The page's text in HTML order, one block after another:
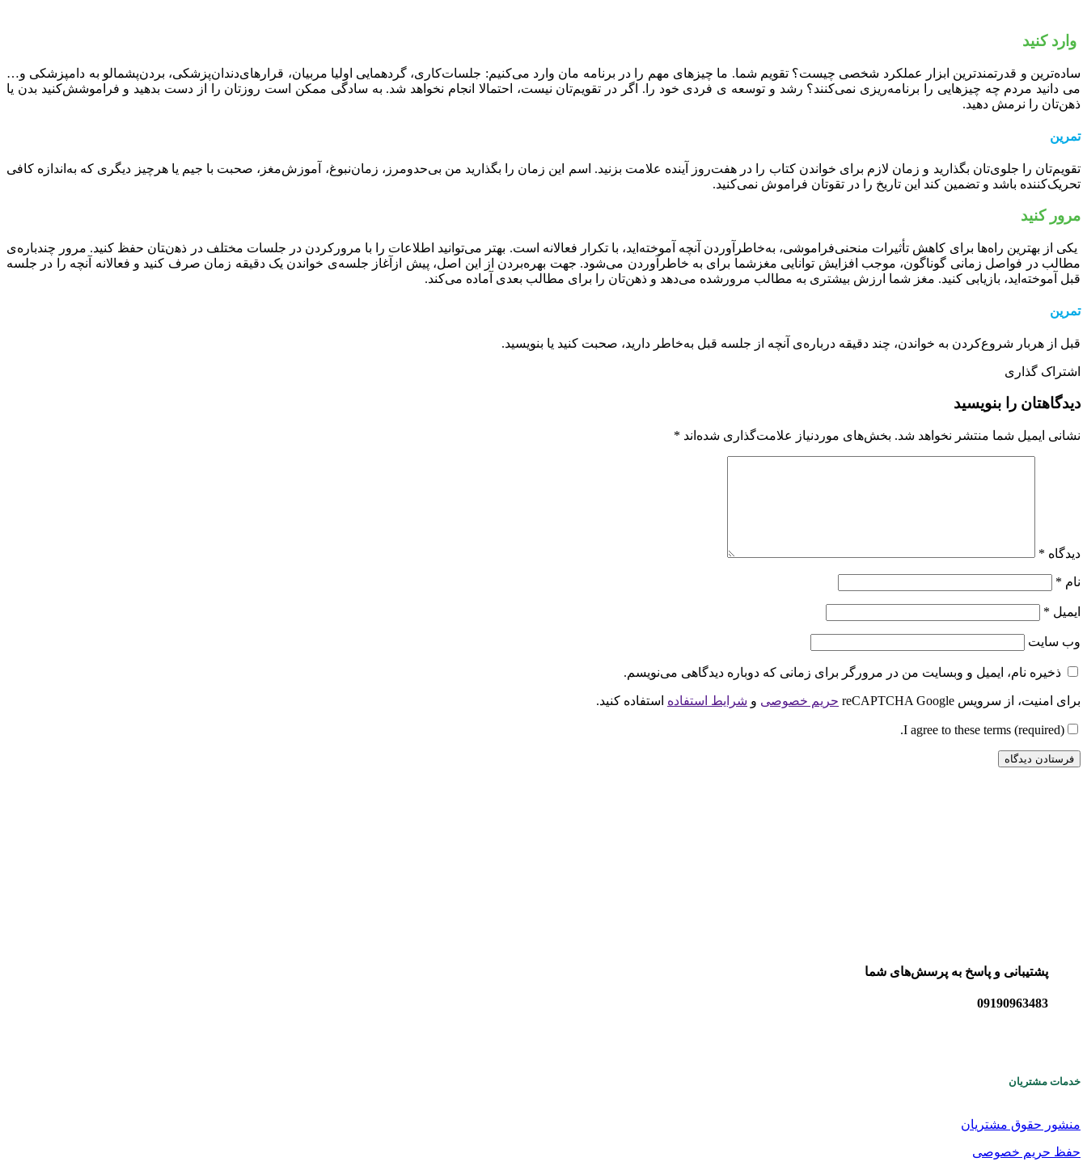
وارد ﮐﻨﯿﺪ
ﺳﺎدهﺗﺮﯾﻦ و ﻗﺪرﺗﻤﻨﺪﺗﺮﯾﻦ اﺑﺰار ﻋﻤﻠﮑﺮد ﺷﺨﺼﯽ ﭼﯿﺴﺖ؟ ﺗﻘﻮﯾﻢ ﺷﻤﺎ. ﻣﺎ ﭼﯿﺰﻫﺎی ﻣﻬﻢ را در ﺑﺮﻧﺎﻣﻪ ﻣﺎن وارد ﻣﯽﮐﻨﯿﻢ: ﺟﻠﺴﺎتﮐﺎری، ﮔﺮدﻫﻤﺎﯾﯽ اوﻟﯿﺎ ﻣﺮﺑﯿﺎن، ﻗﺮارﻫﺎی‌دندان‌پزشکی، بردن‌پشمالو به دامپزشکی و…
ﻣﯽ داﻧﯿﺪ ﻣﺮدم ﭼﻪ ﭼﯿﺰﻫﺎﯾﯽ را برنامه‌ریزی نمی‌کنند؟ رﺷﺪ و ﺗﻮﺳﻌﻪ ی ﻓﺮدی ﺧﻮد را. اگر در تقویم‌تان نیست، احتمالا انجام ‌نخواهد شد. ﺑﻪ ﺳﺎدﮔﯽ ﻣﻤﮑﻦ اﺳﺖ روزﺗﺎن را از دﺳﺖ ﺑﺪﻫﯿﺪ و فراموشش‌کنید بدن یا
ذهن‌تان را نرمش دهید.
تمرین
تقویم‌تان را جلوی‌تان بگذارید و زمان لازم برای خواندن کتاب را در هفت‌‌روز آینده علامت بزنید. اسم این زمان را بگذارید من بی‌حدومرز، زمان‌نبوغ، آموزش‌مغز، صحبت با جیم یا هرچیز دیگری که به‌اندازه کافی
تحریک‌کننده باشد و تضمین کند این تاریخ را در تقو‌تان فراموش نمی‌کنید.
ﻣﺮور ﮐﻨﯿﺪ
ﯾﮑﯽ از ﺑﻬﺘﺮﯾﻦ راهﻫﺎ ﺑﺮای ﮐﺎﻫﺶ ﺗﺄﺛﯿﺮات ﻣﻨﺤﻨﯽﻓﺮاﻣﻮﺷﯽ، به‌خاطرآوردن آنچه آموخته‌اید، با تکرار فعالانه است. ﺑﻬﺘﺮ ﻣﯽﺗﻮاﻧﯿﺪ اﻃﻼﻋﺎت را ﺑﺎ ﻣﺮورﮐﺮدن در ﺟﻠﺴﺎت ﻣﺨﺘﻠﻒ در ذﻫنﺘﺎن ﺣﻔﻆ ﮐﻨﯿﺪ. ﻣﺮور ﭼﻨﺪﺑﺎره‌ی
ﻣﻄﺎﻟﺐ در ﻓﻮاﺻﻞ زﻣﺎﻧﯽ گوناگون، موجب افزایش توانایی مغزشما ﺑﺮای ﺑﻪ ﺧﺎﻃﺮآوردن ﻣﯽﺷﻮد. ﺟﻬﺖ ﺑﻬﺮهﺑﺮدن از اﯾﻦ اﺻﻞ، پیش‌ ازآغاز جلسه‌ی خواندن یک دقیقه زمان صرف کنید و فعالانه آنچه را در جلسه‌
قبل آموخته‌اید، بازیابی کنید. مغز شما ارزش بیشتری به مطالب مرورشده می‌دهد و ذهن‌تان را برای مطالب بعدی آماده می‌کند.
تمرین
قبل از هربار شروع‌کردن به خواندن، چند دقیقه درباره‌ی آنچه از جلسه قبل به‌خاطر دارید، صحبت کنید یا بنویسید.
اشتراک گذاری
دیدگاهتان را بنویسید
نشانی ایمیل شما منتشر نخواهد شد. بخش‌های موردنیاز علامت‌گذاری شده‌اند *
دیدگاه *
نام *
ایمیل *
وب‌ سایت
ذخیره نام، ایمیل و وبسایت من در مرورگر برای زمانی که دوباره دیدگاهی می‌نویسم.
برای امنیت، از سرویس reCAPTCHA Google حریم خصوصی و شرایط استفاده استفاده کنید.
I agree to these terms (required).
پشتیبانی و پاسخ به پرسش‌های شما
09190963483
خدمات مشتریان
منشور حقوق مشتریان
حفظ حریم خصوصی